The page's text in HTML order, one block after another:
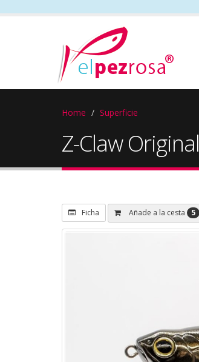
Home Superficie
Z-Claw Original
Ficha Añade a la cesta 5